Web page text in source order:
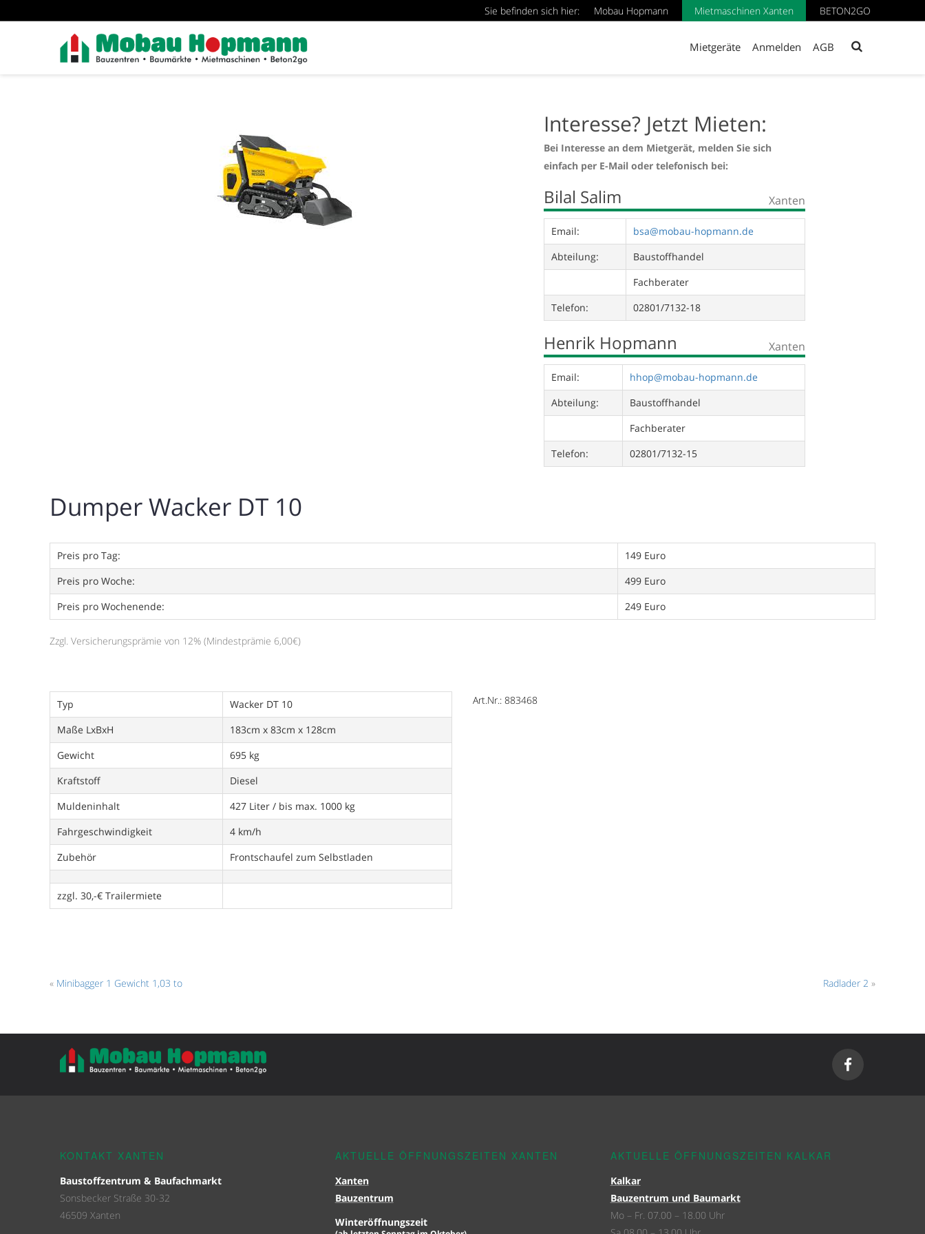
Sie befinden sich hier: Mobau Hopmann Mietmaschinen Xanten BETON2GO
Mietgeräte Anmelden AGB
Interesse? Jetzt Mieten:
Bei Interesse an dem Mietgerät, melden Sie sich
einfach per E-Mail oder telefonisch bei:
Bilal Salim Xanten
Email:
bsa@mobau-hopmann.de
Abteilung:
Baustoffhandel
Fachberater
Telefon:
02801/7132-18
Henrik Hopmann Xanten
Email:
hhop@mobau-hopmann.de
Abteilung:
Baustoffhandel
Fachberater
Telefon:
02801/7132-15
Dumper Wacker DT 10
Preis pro Tag:
149 Euro
Preis pro Woche:
499 Euro
Preis pro Wochenende:
249 Euro
Zzgl. Versicherungsprämie von 12% (Mindestprämie 6,00€)
Typ
Wacker DT 10
Maße LxBxH
183cm x 83cm x 128cm
Gewicht
695 kg
Kraftstoff
Diesel
Muldeninhalt
427 Liter / bis max. 1000 kg
Fahrgeschwindigkeit
4 km/h
Zubehör
Frontschaufel zum Selbstladen
zzgl. 30,-€ Trailermiete
Art.Nr.: 883468
« Minibagger 1 Gewicht 1,03 to Radlader 2 »
KONTAKT XANTEN
Baustoffzentrum & Baufachmarkt
Sonsbecker Straße 30-32
46509 Xanten
AKTUELLE ÖFFNUNGSZEITEN XANTEN
Xanten
Bauzentrum
Winteröffnungszeit
AKTUELLE ÖFFNUNGSZEITEN KALKAR
Kalkar
Bauzentrum und Baumarkt
Mo – Fr. 07.00 – 18.00 Uhr